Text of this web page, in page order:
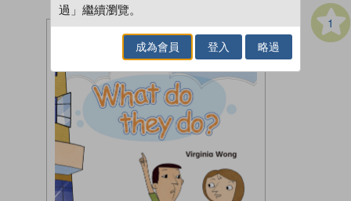
1
過」繼續瀏覽。
成為會員 登入 略過